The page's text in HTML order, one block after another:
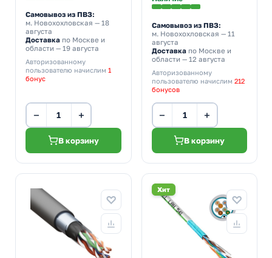
Самовывоз из ПВЗ:
м. Новохохловская — 18
августа
Доставка по Москве и
области — 19 августа
Авторизованному
пользователю начислим 1
бонус
− +
В корзину
Самовывоз из ПВЗ:
м. Новохохловская — 11
августа
Доставкапо Москве и
области — 12 августа
Авторизованному
пользователю начислим 212
бонусов
− +
В корзину
Хит